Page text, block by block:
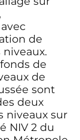
de
niveaux.
de
de
sont
deux
niveaux sur
NIV 2 du